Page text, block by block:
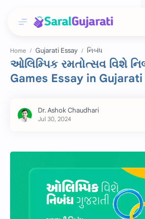
Home Gujarati Essay નિબંધ
ઓલિમ્પિક રમતોત્સવ વિશે
Games Essay in Gujarati